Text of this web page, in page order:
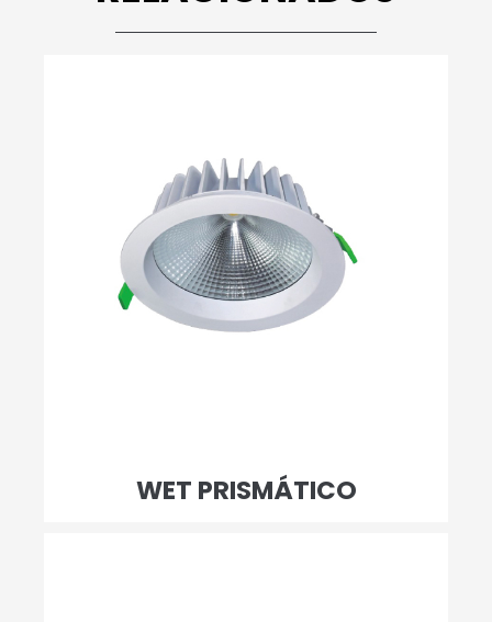
WET PRISMÁTICO